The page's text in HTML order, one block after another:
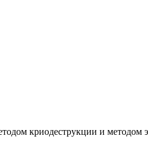
криодеструкции и методом